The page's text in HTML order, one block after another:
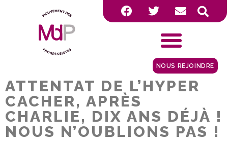
NOUS REJOINDRE
ATTENTAT DE L’HYPER
CACHER, APRÈS
CHARLIE, DIX ANS DÉJÀ !
NOUS N’OUBLIONS PAS !